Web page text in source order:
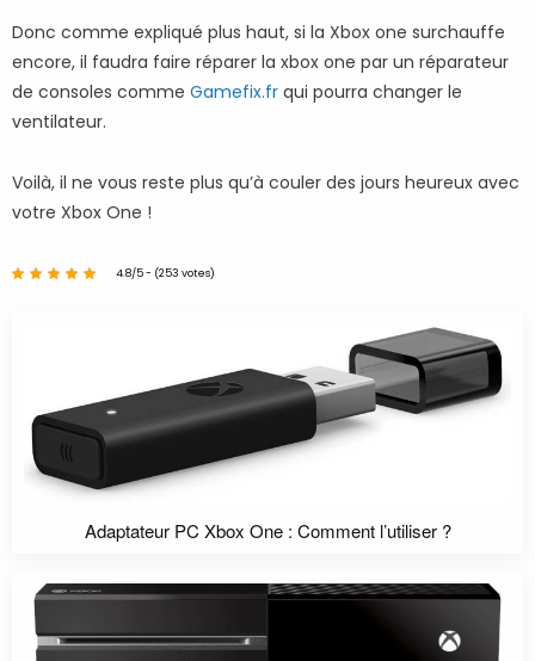
Donc comme expliqué plus haut, si la Xbox one surchauffe
encore, il faudra faire réparer la xbox one par un réparateur
de consoles comme Gamefix.fr qui pourra changer le
ventilateur.
Voilà, il ne vous reste plus qu’à couler des jours heureux avec
votre Xbox One !
4.8/5 - (253 votes)
Adaptateur PC Xbox One : Comment l’utiliser ?